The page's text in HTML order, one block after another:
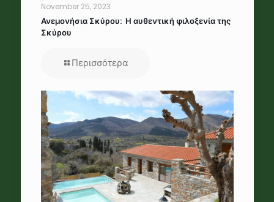
November 25, 2023
Ανεμονήσια Σκύρου: Η αυθεντική φιλοξενία της
Σκύρου
Περισσότερα